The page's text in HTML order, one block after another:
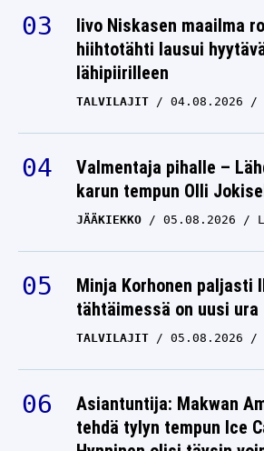
Iivo Niskasen maailma
hiihtotähti lausui
lähipiirilleen
TALVILAJIT 04.08.2026
Valmentaja pihalle –
karun tempun Olli
JÄÄKIEKKO 05.08.2026
Minja Korhonen paljasti
tähtäimessä on uusi ura
TALVILAJIT 05.08.2026
Asiantuntija: Makwan
tehdä tylyn tempun Ice